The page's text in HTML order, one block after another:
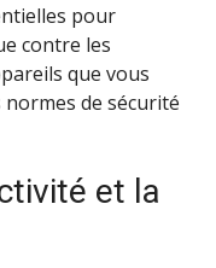
pour
contre les
que vous
de sécurité
et la